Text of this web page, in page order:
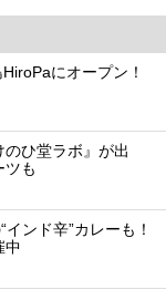
にオープン！
ひ堂ラボ』が出
ツも
ンド辛”カレーも！
中